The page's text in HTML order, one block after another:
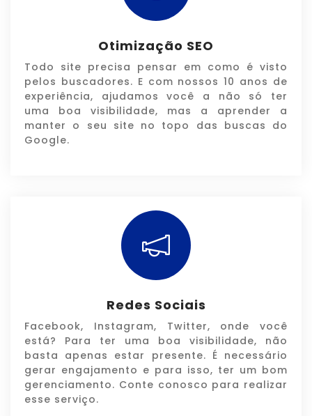
Otimização SEO
Todo site precisa pensar em como é visto
pelos buscadores. E com nossos 10 anos de
experiência, ajudamos você a não só ter
uma boa visibilidade, mas a aprender a
manter o seu site no topo das buscas do
Google.
Redes Sociais
Facebook, Instagram, Twitter, onde você
está? Para ter uma boa visibilidade, não
basta apenas estar presente. É necessário
gerar engajamento e para isso, ter um bom
gerenciamento. Conte conosco para realizar
esse serviço.